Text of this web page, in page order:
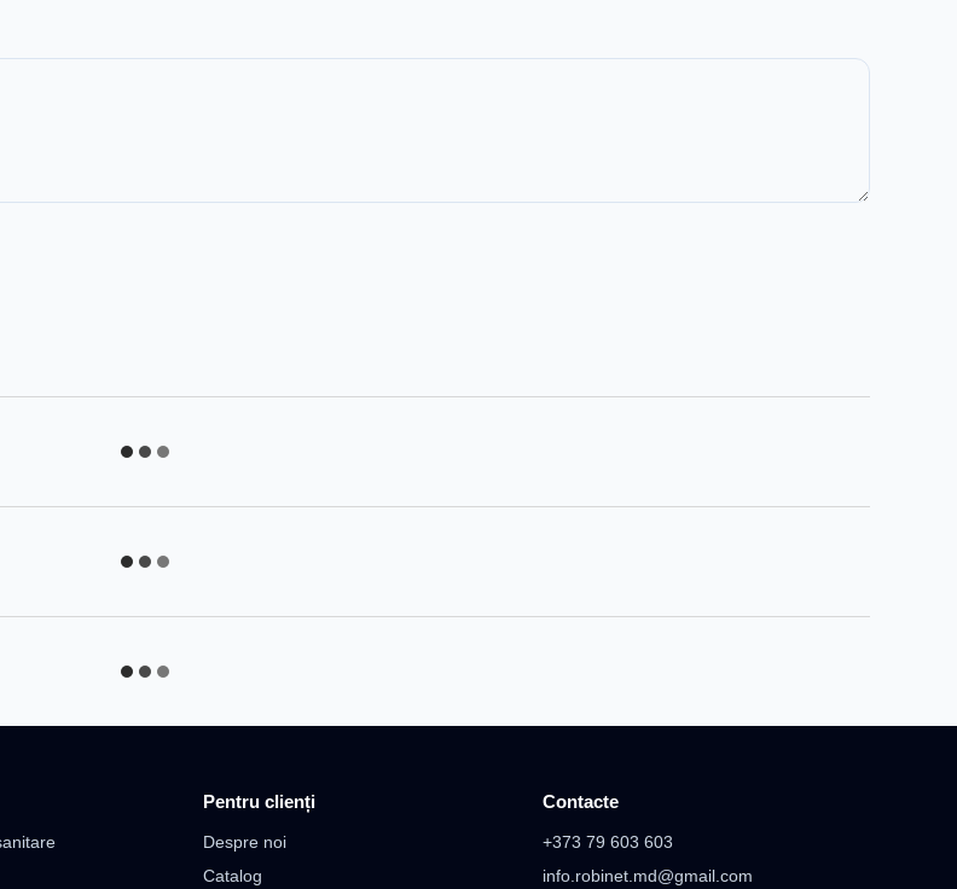
Pentru clienți
Despre noi
Catalog
Contacte
+373 79 603 603
info.robinet.md@gmail.com